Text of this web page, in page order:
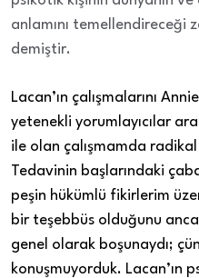
anlamını temellendireceği
demiştir.
Lacan’ın çalışmalarını
yetenekli yorumlayıcılar
ile olan çalışmamda
Tedavinin başlarındaki
peşin hükümlü fikirlerim
bir teşebbüs olduğunu
genel olarak boşunaydı;
konuşmuyorduk. Lacan’ın